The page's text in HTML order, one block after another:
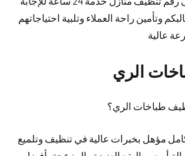
وتأمين راحة العملاء وتلبية احتياجاتهم
عالية
الري
طباخات الري؟
مؤهل بخبرات عالية في تنظيف وتلميع